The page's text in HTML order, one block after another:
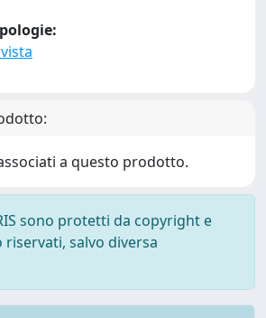
a questo prodotto.
sono protetti da copyright e
salvo diversa